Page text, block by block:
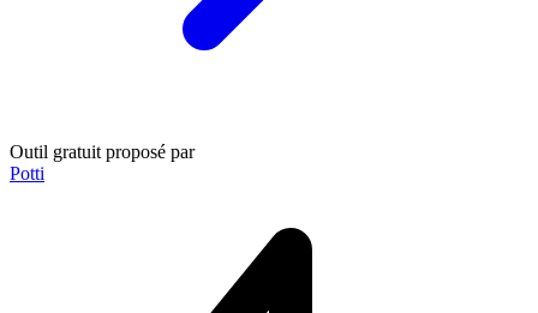
Outil gratuit proposé par
Potti